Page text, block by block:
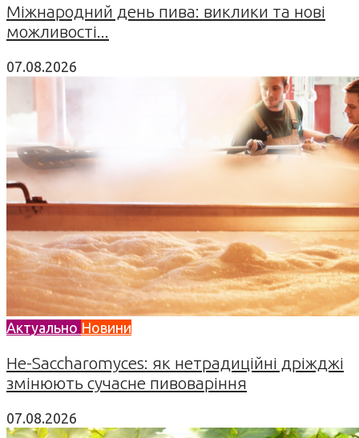
Міжнародний день пива: виклики та нові
можливості...
07.08.2026
Актуально Новини
Не-Saccharomyces: як нетрадиційні дріжджі
змінюють сучасне пивоваріння
07.08.2026